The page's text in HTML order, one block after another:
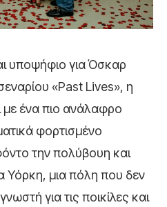
υποψήφιο για Όσκαρ
«Past Lives», η
με ένα πιο ανάλαφρο
φορτισμένο
την πολύβουη και
Υόρκη, μια πόλη που δεν
για τις ποικίλες και